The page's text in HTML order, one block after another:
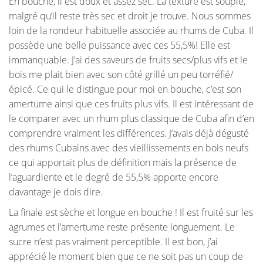
malgré qu’il reste très sec et droit je trouve. Nous sommes
loin de la rondeur habituelle associée au rhums de Cuba. Il
possède une belle puissance avec ces 55,5%! Elle est
immanquable. J’ai des saveurs de fruits secs/plus vifs et le
bois me plait bien avec son côté grillé un peu torréfié/
épicé. Ce qui le distingue pour moi en bouche, c’est son
amertume ainsi que ces fruits plus vifs. Il est intéressant de
le comparer avec un rhum plus classique de Cuba afin d’en
comprendre vraiment les différences. J’avais déjà dégusté
des rhums Cubains avec des vieillissements en bois neufs
ce qui apportait plus de définition mais la présence de
l’aguardiente et le degré de 55,5% apporte encore
davantage je dois dire.
La finale est sèche et longue en bouche ! Il est fruité sur les
agrumes et l’amertume reste présente longuement. Le
sucre n’est pas vraiment perceptible. Il est bon, j’ai
apprécié le moment bien que ce ne soit pas un coup de